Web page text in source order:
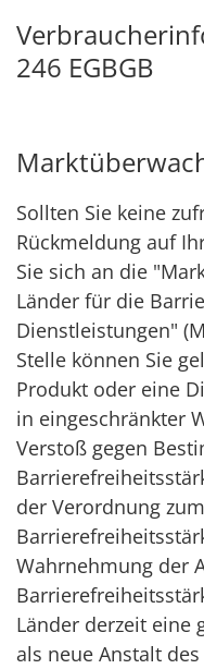
246 EGBGB
Sollten Sie keine
Rückmeldung auf
Sie sich an die
Länder für die
Dienstleistungen"
Stelle können Sie
Produkt oder eine
in eingeschränkter
Verstoß gegen
der Verordnung zum
Wahrnehmung der
Länder derzeit eine
als neue Anstalt